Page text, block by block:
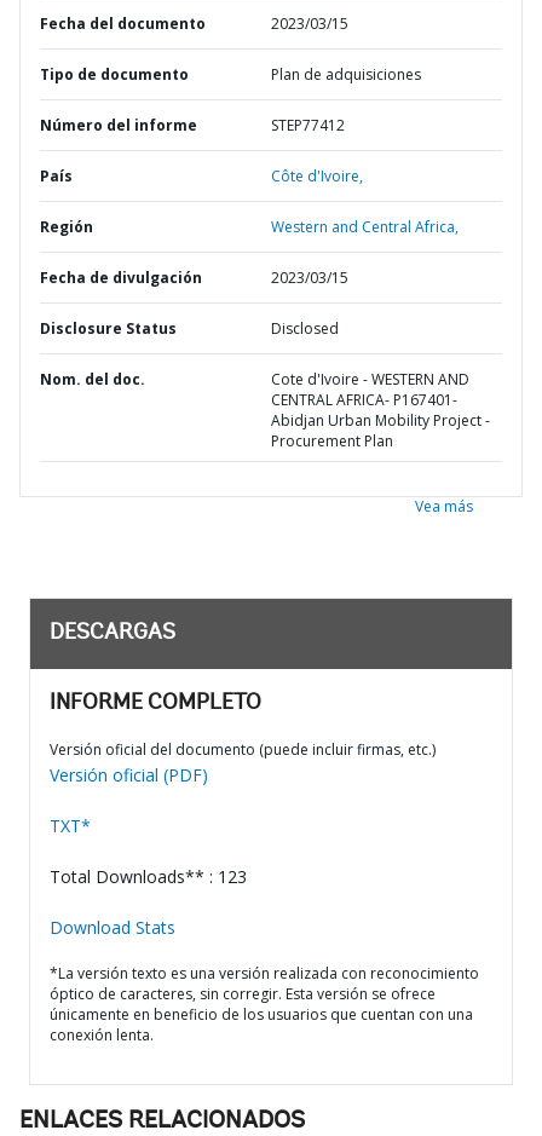
Fecha del documento 2023/03/15
Tipo de documento Plan de adquisiciones
Número del informe STEP77412
País Côte d'Ivoire,
Región Western and Central Africa,
Fecha de divulgación 2023/03/15
Disclosure Status Disclosed
Nom. del doc.
Cote d'Ivoire - WESTERN AND
CENTRAL AFRICA- P167401-
Abidjan Urban Mobility Project -
Procurement Plan
Vea más
DESCARGAS
INFORME COMPLETO
Versión oficial del documento (puede incluir firmas, etc.)
Versión oficial (PDF)
TXT*
Total Downloads** : 123
Download Stats
*La versión texto es una versión realizada con reconocimiento
óptico de caracteres, sin corregir. Esta versión se ofrece
únicamente en beneficio de los usuarios que cuentan con una
conexión lenta.
ENLACES RELACIONADOS